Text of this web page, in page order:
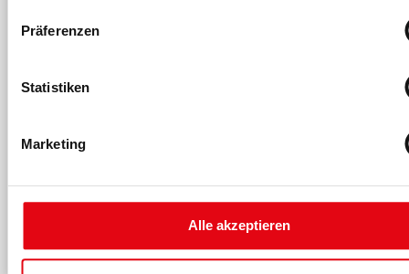
Präferenzen
Statistiken
Marketing
Alle akzeptieren
FIBO Congress 2026
und Networking und setzte wichtige Impulse für die
MEHR >